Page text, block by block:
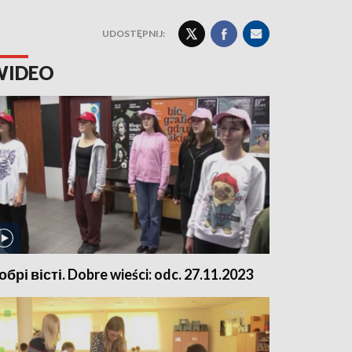
UDOSTĘPNIJ:
вісті. Dobre wieści: odc. 27.11.2023